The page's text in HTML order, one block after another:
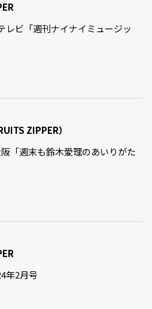
レビ「週刊ナイナイミュージッ
ZIPPER）
「週末も鈴木愛理のあいりがた
年2月号